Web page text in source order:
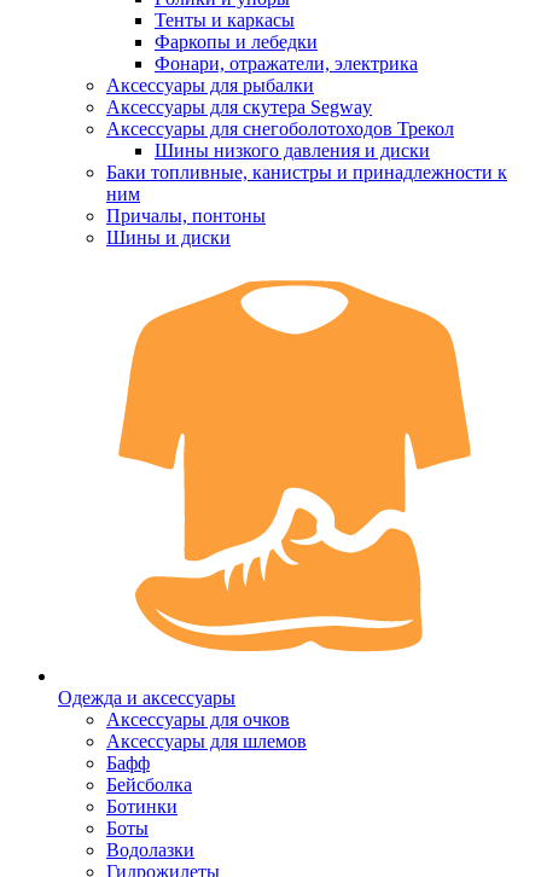
Тенты и каркасы
Фаркопы и лебедки
Фонари, отражатели, электрика
Аксессуары для рыбалки
Аксессуары для скутера Segway
Аксессуары для снегоболотоходов Трекол
Шины низкого давления и диски
Баки топливные, канистры и принадлежности к
ним
Причалы, понтоны
Шины и диски
Одежда и аксессуары
Аксессуары для очков
Аксессуары для шлемов
Бафф
Бейсболка
Ботинки
Боты
Водолазки
Гидрожилеты